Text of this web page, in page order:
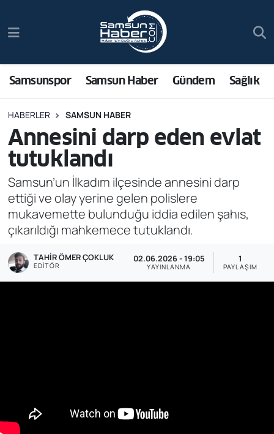
Samsunspor Samsun Haber Gündem Sağlık
HABERLER SAMSUN HABER
Annesini darp eden evlat
tutuklandı
Samsun’un İlkadım ilçesinde annesini darp
ettiği ve olay yerine gelen polislere
mukavemette bulunduğu iddia edilen şahıs,
çıkarıldığı mahkemece tutuklandı.
TAHIR ÖMER ÇOKLUK
EDITÖR
02.06.2026 - 19:05
YAYINLANMA
1
PAYLAŞIM
Samsun Haber
Sağlık
Asayiş
Bilim ve Teknoloji
Bölge
Dünya
Ekonomi
Siyaset
Trafik Durumu
Süper Lig Puan Durumu ve Fikstür
Tüm Manşetler
Son Dakika Haberleri
Haber Arşivi